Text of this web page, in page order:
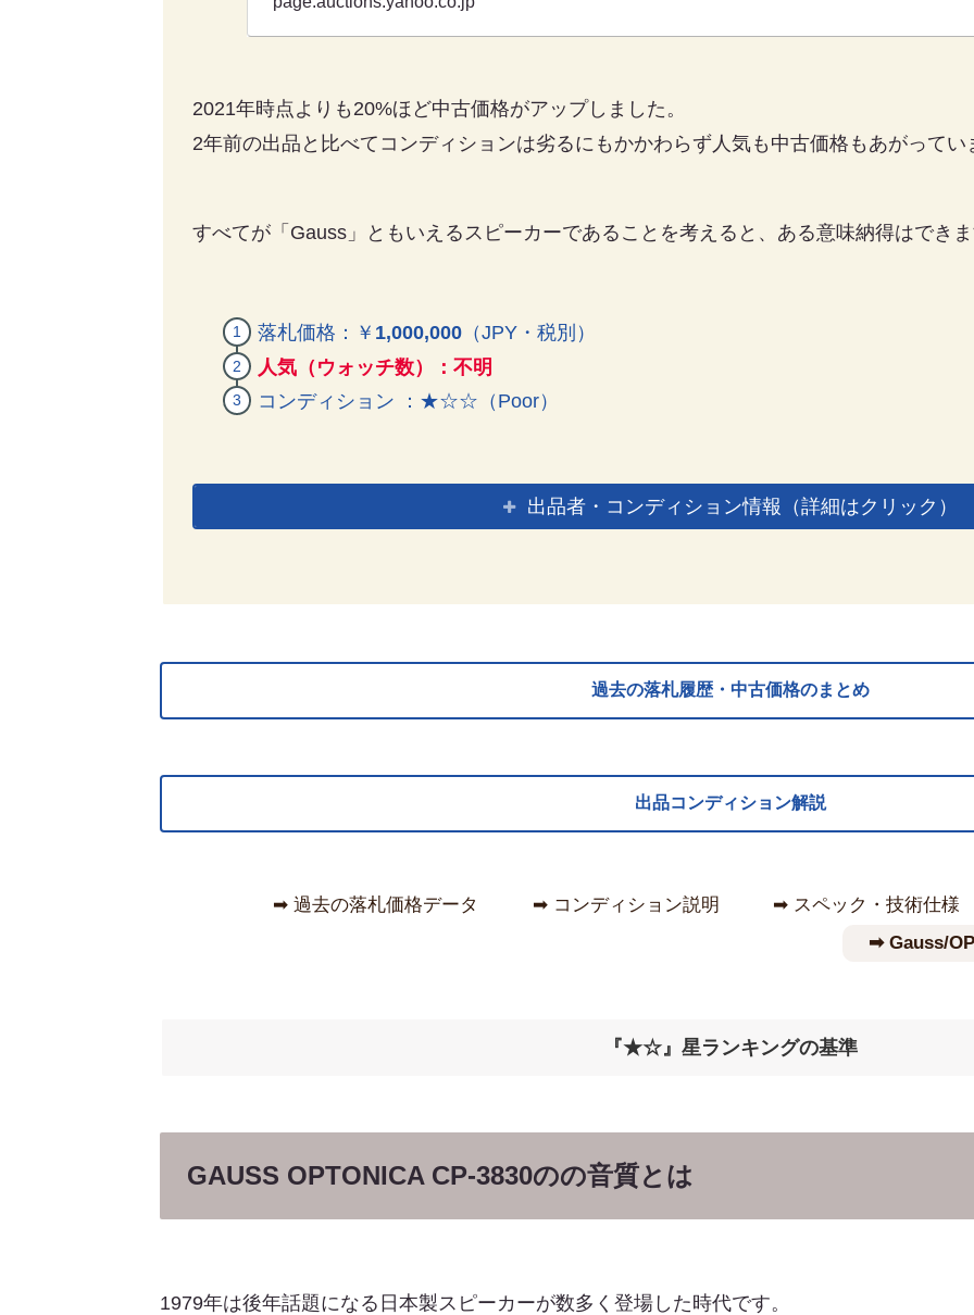
2021年時点よりも20%ほど中古価格がアップしました。
2年前の出品と比べてコンディションは劣るにもかかわらず人気も中古価格もあがってい
すべてが「Gauss」ともいえるスピーカーであることを考えると、ある意味納得はできま
落札価格：￥ 1,000,000（JPY・税別）
人気（ウォッチ数）：不明
コンディション ：★☆☆（Poor）
出品者・コンディション情報（詳細はクリック）
過去の落札履歴・中古価格のまとめ
出品コンディション解説
➡︎ 過去の落札価格データ ➡︎ コンディション説明 ➡︎ スペック・技術仕様
➡︎ Gauss/
『★☆』星ランキングの基準
GAUSS OPTONICA CP-3830のの音質とは
1979年は後年話題になる日本製スピーカーが数多く登場した時代です。